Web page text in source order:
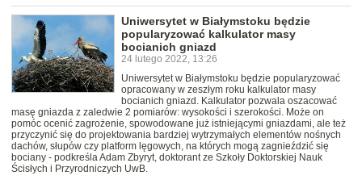
Uniwersytet w Białymstoku będzie
popularyzować kalkulator masy
bocianich gniazd
24 lutego 2022, 13:26
Uniwersytet w Białymstoku będzie popularyzować
opracowany w zeszłym roku kalkulator masy
bocianich gniazd. Kalkulator pozwala oszacować
masę gniazda z zaledwie 2 pomiarów: wysokości i szerokości. Może on
pomóc ocenić zagrożenie, spowodowane już istniejącymi gniazdami, ale też
przyczynić się do projektowania bardziej wytrzymałych elementów nośnych
dachów, słupów czy platform lęgowych, na których mogą zagnieździć się
bociany - podkreśla Adam Zbyryt, doktorant ze Szkoły Doktorskiej Nauk
Ścisłych i Przyrodniczych UwB.